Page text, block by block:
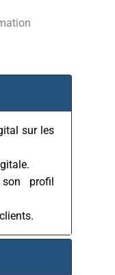
sur les
profil